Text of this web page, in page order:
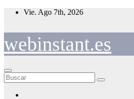
Saltar
Vie. Ago 7th, 2026
webinstant.es